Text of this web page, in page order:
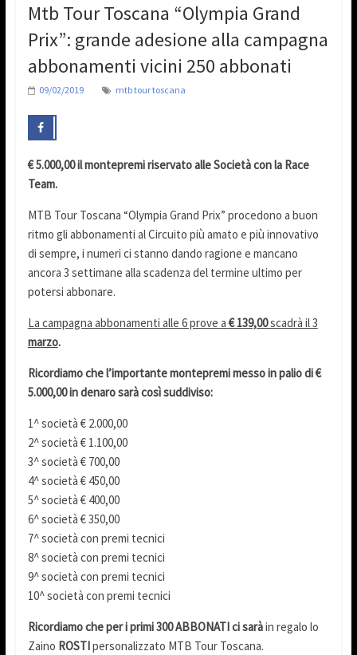
Mtb Tour Toscana “Olympia Grand
Prix”: grande adesione alla campagna
abbonamenti vicini 250 abbonati
09/02/2019 mtb tour toscana
€ 5.000,00 il montepremi riservato alle Società con la Race
Team.
MTB Tour Toscana “Olympia Grand Prix” procedono a buon
ritmo gli abbonamenti al Circuito più amato e più innovativo
di sempre, i numeri ci stanno dando ragione e mancano
ancora 3 settimane alla scadenza del termine ultimo per
potersi abbonare.
La campagna abbonamenti alle 6 prove a€ 139,00scadrà il 3
marzo.
Ricordiamo che l’importante montepremi messo in palio di €
5.000,00 in denaro sarà così suddiviso:
1^ società € 2.000,00
2^ società € 1.100,00
3^ società € 700,00
4^ società € 450,00
5^ società € 400,00
6^ società € 350,00
7^ società con premi tecnici
8^ società con premi tecnici
9^ società con premi tecnici
10^ società con premi tecnici
Ricordiamo che per i primi 300 ABBONATI ci saràin regalo lo
Zaino ROSTIpersonalizzato MTB Tour Toscana.